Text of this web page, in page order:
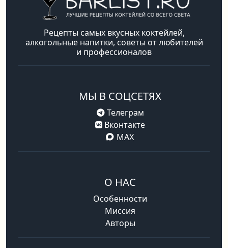
Рецепты самых вкусных коктейлей,
алкогольные напитки, советы от любителей
и профессионалов
МЫ В СОЦСЕТЯХ
Телеграм
Вконтакте
MAX
О НАС
Особенности
Миссия
Авторы